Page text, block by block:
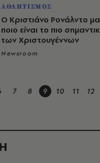
ΑΘΛΗΤΙΣΜΟΣ
Ο Κριστιάνο Ρονάλντο
ποιο είναι το πιο
των Χριστουγέννων
Newsroom
7 8 9 10 11 12